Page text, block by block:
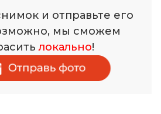
и отправьте его
мы сможем
локально!